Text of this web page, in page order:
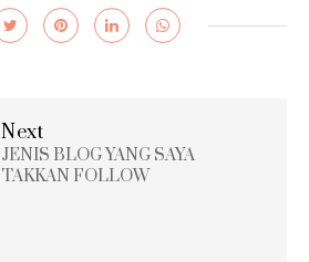
Next
JENIS BLOG YANG SAYA
TAKKAN FOLLOW